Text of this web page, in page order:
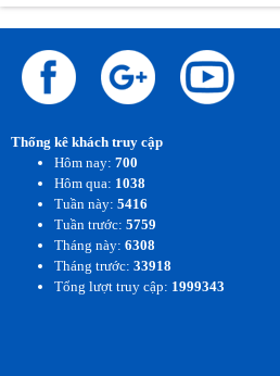
Thống kê khách truy cập
Hôm nay: 700
Hôm qua: 1038
Tuần này: 5416
Tuần trước: 5759
Tháng này: 6308
Tháng trước: 33918
Tổng lượt truy cập: 1999343